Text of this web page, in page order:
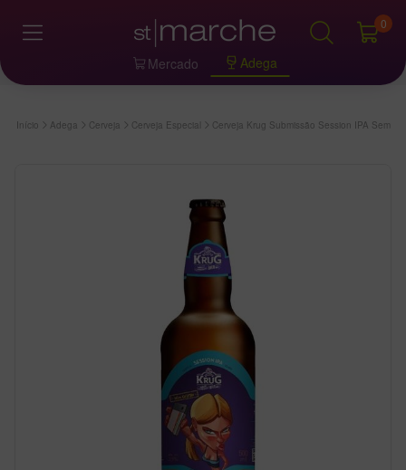
Mercado Adega
0
Início Adega Cerveja Cerveja Especial Cerveja Krug Submissão Session IPA Sem